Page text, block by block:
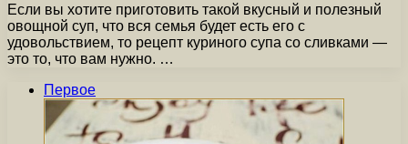
Если вы хотите приготовить такой вкусный и полезный
овощной суп, что вся семья будет есть его с
удовольствием, то рецепт куриного супа со сливками —
это то, что вам нужно. …
Первое